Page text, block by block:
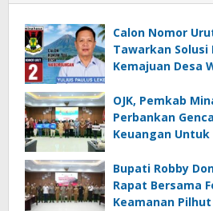
Calon Nomor
Tawarkan
Kemajuan Desa
OJK, Pemkab
Perbankan
Keuangan Untuk
Bupati Robby
Rapat Bersama
Keamanan